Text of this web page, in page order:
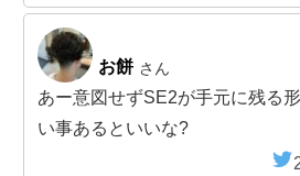
お餅 さん
あー意図せずSE2が手元に残る
い事あるといいな?